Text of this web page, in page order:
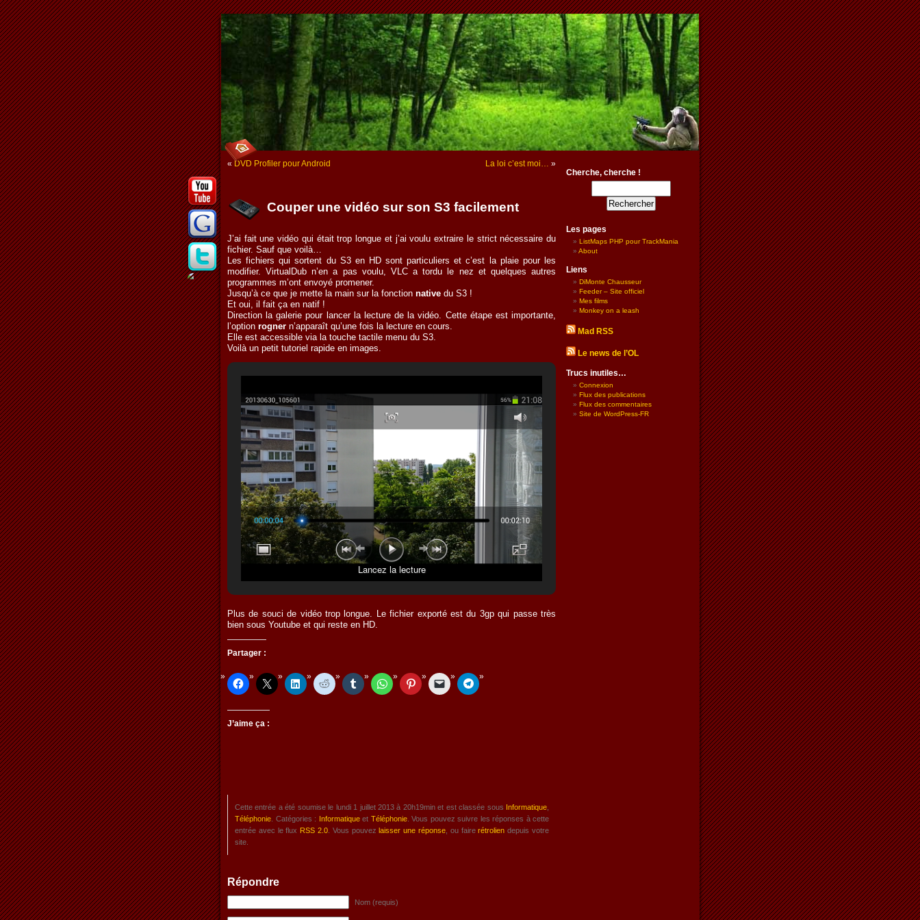
« DVD Profiler pour Android La loi c’est moi… »
Couper une vidéo sur son S3 facilement
J’ai fait une vidéo qui était trop longue et j’ai voulu extraire le strict nécessaire du
fichier. Sauf que voilà…
Les fichiers qui sortent du S3 en HD sont particuliers et c’est la plaie pour les
modifier. VirtualDub n’en a pas voulu, VLC a tordu le nez et quelques autres
programmes m’ont envoyé promener.
Jusqu’à ce que je mette la main sur la fonction native du S3 !
Et oui, il fait ça en natif !
Direction la galerie pour lancer la lecture de la vidéo. Cette étape est importante,
l’option rogner n’apparaît qu’une fois la lecture en cours.
Elle est accessible via la touche tactile menu du S3.
Voilà un petit tutoriel rapide en images.
Lancez la lecture
Plus de souci de vidéo trop longue. Le fichier exporté est du 3gp qui passe très
bien sous Youtube et qui reste en HD.
Partager :
J’aime ça :
Cette entrée a été soumise le lundi 1 juillet 2013 à 20h19min et est classée sous Informatique
Téléphonie . Catégories : Informatiqueet Téléphonie. Vous pouvez suivre les réponses à cette
entrée avec le flux RSS 2.0 . Vous pouvezlaisser une réponse , ou fairerétrolien depuis votre
site.
Répondre
Nom (requis)
Cherche, cherche !
Les pages
ListMaps PHP pour TrackMania
About
Liens
DiMonte Chausseur
Feeder – Site officiel
Mes films
Monkey on a leash
Mad RSS
Le news de l’OL
Trucs inutiles…
Connexion
Flux des publications
Flux des commentaires
Site de WordPress-FR